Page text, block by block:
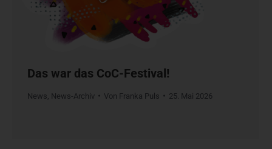
Das war das CoC-Festival!
News News-Archiv Von Franka Puls 25. Mai 2026